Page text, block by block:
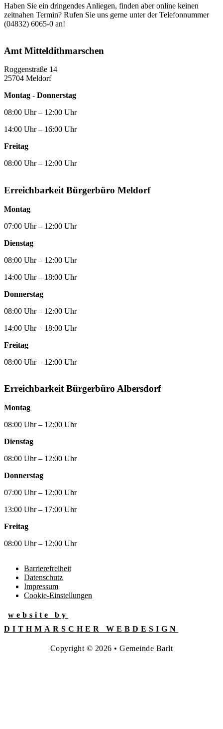
Haben Sie ein dringendes Anliegen, finden aber online keinen
zeitnahen Termin? Rufen Sie uns gerne unter der Telefon­nummer
(04832) 6065-0 an!
Amt Mittel­dithmarschen
Roggenstraße 14
25704 Meldorf
Montag - Donnerstag
08:00 Uhr – 12:00 Uhr
14:00 Uhr – 16:00 Uhr
Freitag
08:00 Uhr – 12:00 Uhr
Erreichbarkeit Bürgerbüro Meldorf
Montag
07:00 Uhr – 12:00 Uhr
Dienstag
08:00 Uhr – 12:00 Uhr
14:00 Uhr – 18:00 Uhr
Donnerstag
08:00 Uhr – 12:00 Uhr
14:00 Uhr – 18:00 Uhr
Freitag
08:00 Uhr – 12:00 Uhr
Erreichbarkeit Bürgerbüro Albersdorf
Montag
08:00 Uhr – 12:00 Uhr
Dienstag
08:00 Uhr – 12:00 Uhr
Donnerstag
07:00 Uhr – 12:00 Uhr
13:00 Uhr – 17:00 Uhr
Freitag
08:00 Uhr – 12:00 Uhr
Barrierefreiheit
Datenschutz
Impressum
Cookie-Einstellungen
website by
DITHMARSCHER WEBDESIGN
Copyright © 2026 • Gemeinde Barlt